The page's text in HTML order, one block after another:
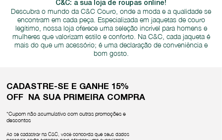
elegantes cintos finos, temos opções para todos os gostos e estilos.
Carteiras:
Nossas carteiras em couro unem funcionalidade e estilo em um
único acessório. Com compartimentos para cartões, dinheiro e
documentos, elas são perfeitas para o dia a dia e para ocasiões
especiais. Escolha entre modelos masculinos e femininos, com
Para quem busca praticidade e organização, nossos porta-cartões
em couro são a escolha perfeita. Compactos e elegantes, eles
acomodam seus cartões com segurança e estilo, facilitando o seu
C&C: a sua loja de roupas online!
Descubra o mundo da C&C Couro, onde a moda e a qualidade se
encontram em cada peça. Especializada em jaquetas de couro
legítimo, nossa loja oferece uma seleção incrível para homens e
mulheres que valorizam estilo e conforto. Na C&C, cada jaqueta é
mais do que um acessório; é uma declaração de conveniência e
bom gosto.
CADASTRE-SE E GANHE 15%
OFF NA SUA PRIMEIRA COMPRA
*Cupom não acumulativo com outras promoções e
descontos
Ao se cadastrar na C&C, você concorda que seus dados